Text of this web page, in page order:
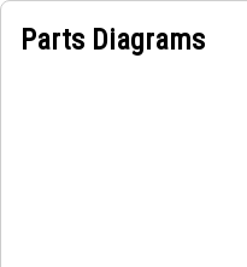
Parts Diagrams